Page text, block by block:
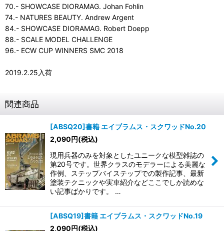
70.- SHOWCASE DIORAMAG. Johan Fohlin
74.- NATURES BEAUTY. Andrew Argent
84.- SHOWCASE DIORAMAG. Robert Doepp
88.- SCALE MODEL CHALLENGE
96.- ECW CUP WINNERS SMC 2018
2019.2.25入荷
関連商品
[ABSQ20]書籍 エイブラムス・スクワッドNo.20
2,090円(税込)
現用兵器のみを対象としたユニークな模型雑誌の
第20号です。世界クラスのモデラーによる美麗な
作例、ステップバイステップでの製作記事、最新
塗装テクニックや実車紹介などここでしか読めな
い記事ばかりです。 …
[ABSQ19]書籍 エイブラムス・スクワッドNo.19
2,090円(税込)